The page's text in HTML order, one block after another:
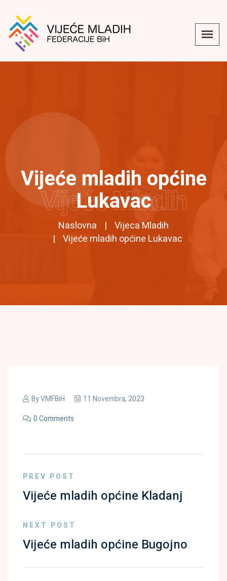
Vijeće mladih općine
Lukavac
Naslovna
Vijeca Mladih
Vijeće mladih općine Lukavac
Vijeće Mladih
ByVMFBiH
11 Novembra, 2023
0 Comments
PREV POST
Vijeće mladih općine Kladanj
NEXT POST
Vijeće mladih općine Bugojno